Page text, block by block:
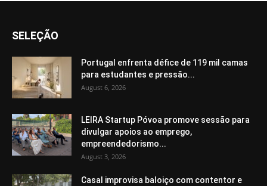
SELEÇÃO
Portugal enfrenta défice de 119 mil camas
para estudantes e pressão...
August 6, 2026
LEIRA Startup Póvoa promove sessão para
divulgar apoios ao emprego,
empreendedorismo...
August 3, 2026
Casal improvisa baloiço com contentor e